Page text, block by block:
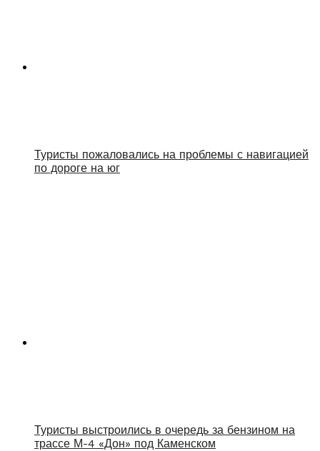
Туристы пожаловались на проблемы с навигацией
по дороге на юг
Туристы выстроились в очередь за бензином на
трассе М-4 «Дон» под Каменском